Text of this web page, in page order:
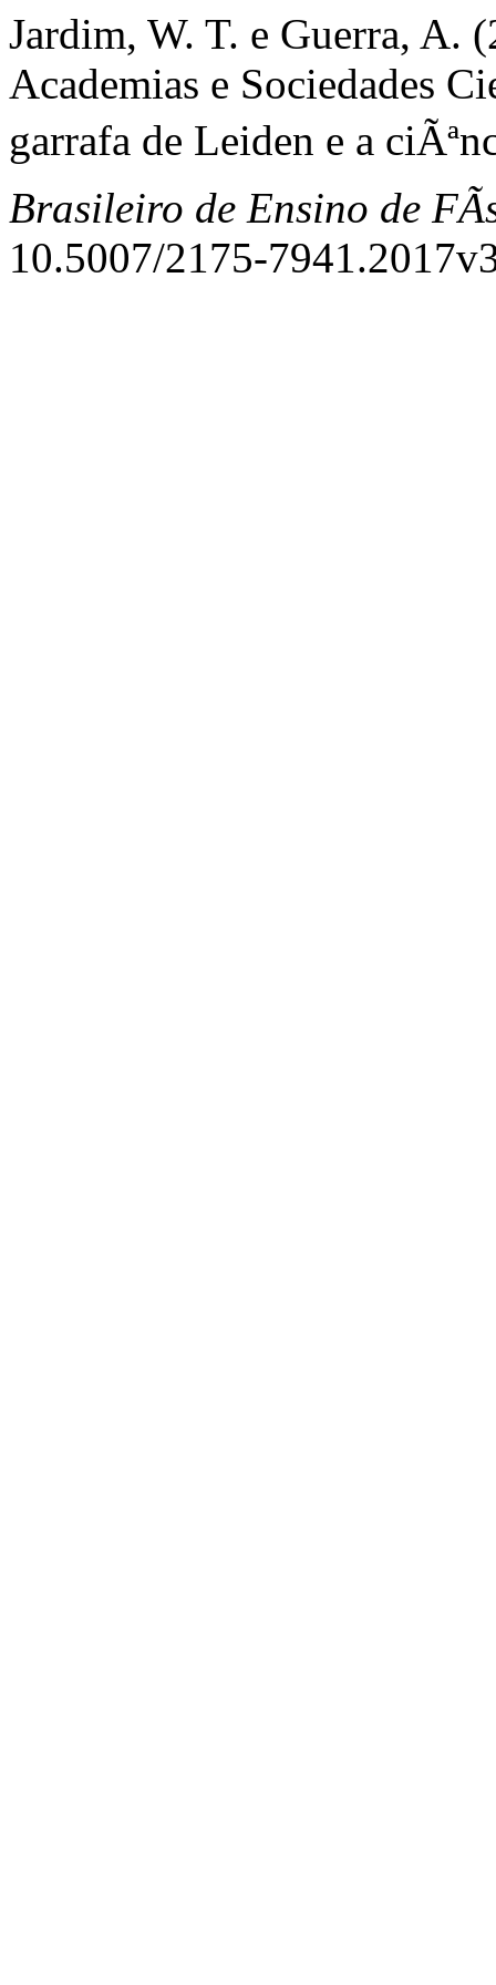
Jardim, W. T. e Guerra, A.
Academias e Sociedades
garrafa de Leiden e a
Brasileiro de Ensino de
10.5007/2175-